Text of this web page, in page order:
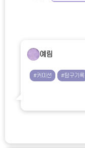
예림
#커미션 #탐구기록